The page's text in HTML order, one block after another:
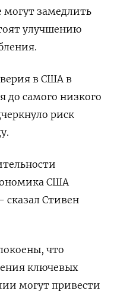
могут замедлить
улучшению
в США в
до самого низкого
риск
США
сказал Стивен
что
ключевых
могут привести